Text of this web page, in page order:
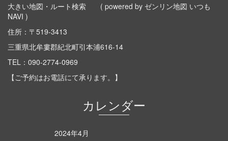
大きい地図・ルート検索
( powered by ゼンリン地図 いつも
NAVI )
住所：〒519-3413
三重県北牟婁郡紀北町引本浦616-14
TEL： 090-2774-0969
【ご予約はお電話にて承ります。】
カレンダー
2024年4月